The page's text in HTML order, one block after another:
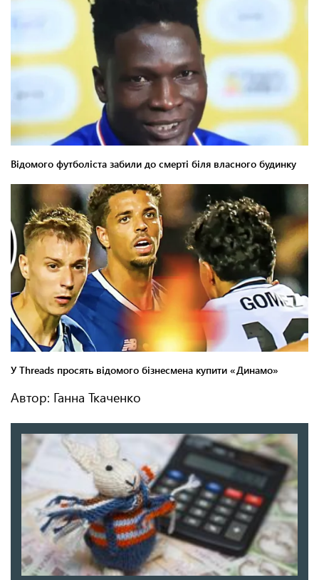
Автор: Ганна Ткаченко